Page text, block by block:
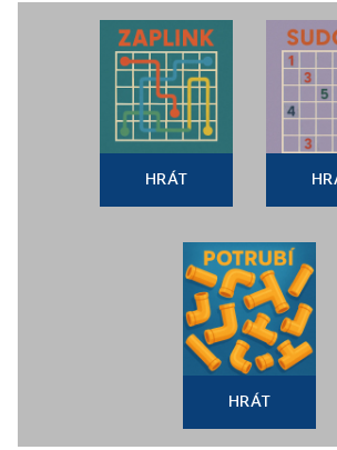
HRÁT
HRÁT